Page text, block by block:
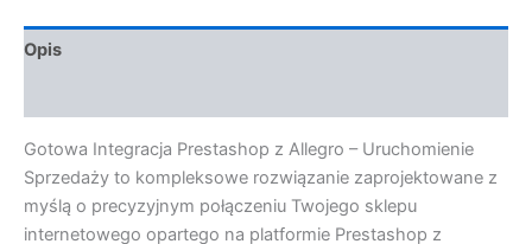
Opis
Gotowa Integracja Prestashop z Allegro – Uruchomienie
Sprzedaży to kompleksowe rozwiązanie zaprojektowane z
myślą o precyzyjnym połączeniu Twojego sklepu
internetowego opartego na platformie Prestashop z